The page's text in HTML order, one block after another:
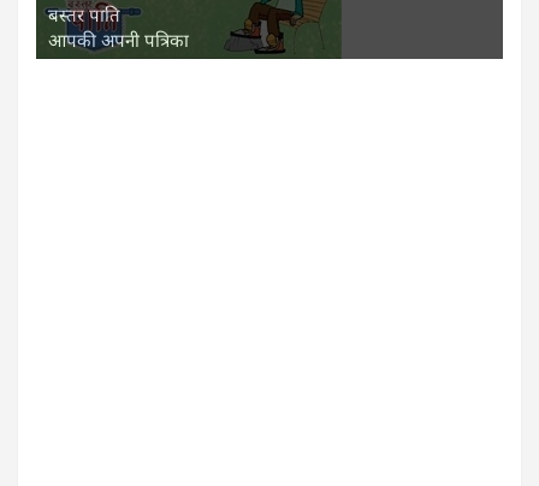
बस्तर पाति
आपकी अपनी पत्रिका